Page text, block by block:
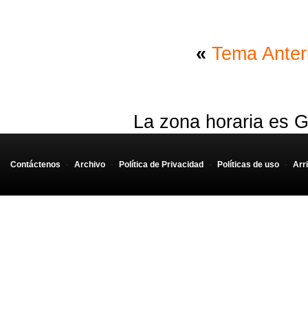
« Tema
La zona horaria es
Contáctenos - Archivo - Política de Privacidad - Políticas de uso -